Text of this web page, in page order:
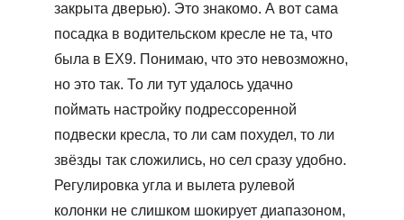
закрыта дверью). Это знакомо. А вот сама
посадка в водительском кресле не та, что
была в ЕХ9. Понимаю, что это невозможно,
но это так. То ли тут удалось удачно
поймать настройку подрессоренной
подвески кресла, то ли сам похудел, то ли
звёзды так сложились, но сел сразу удобно.
Регулировка угла и вылета рулевой
колонки не слишком шокирует диапазоном,